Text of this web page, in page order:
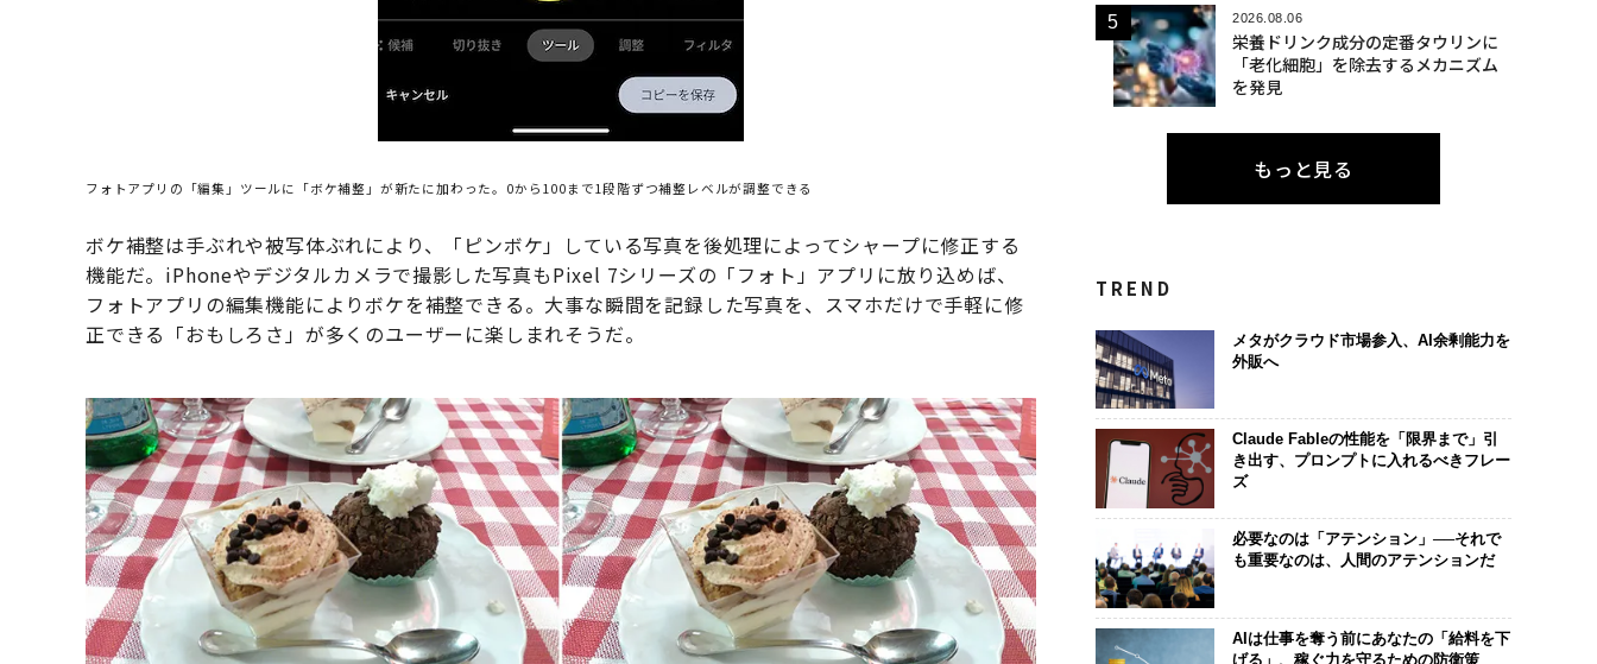
フォトアプリの「編集」ツールに「ボケ補整」が新たに加わった。0から100まで1段階ずつ補整レベルが調整できる
ボケ補整は手ぶれや被写体ぶれにより、「ピンボケ」している写真を後処理によってシャープに修正する
機能だ。iPhoneやデジタルカメラで撮影した写真もPixel 7シリーズの「フォト」アプリに放り込めば、
フォトアプリの編集機能によりボケを補整できる。大事な瞬間を記録した写真を、スマホだけで手軽に修
正できる「おもしろさ」が多くのユーザーに楽しまれそうだ。
2026.08.06
栄養ドリンク成分の定番タウリンに
「老化細胞」を除去するメカニズム
を発見
もっと見る
TREND
メタがクラウド市場参入、AI余剰能力を
外販へ
Claude Fableの性能を「限界まで」引
き出す、プロンプトに入れるべきフレー
ズ
必要なのは「アテンション」──それで
も重要なのは、人間のアテンションだ
AIは仕事を奪う前にあなたの「給料を下
げる」、稼ぐ力を守るための防衛策